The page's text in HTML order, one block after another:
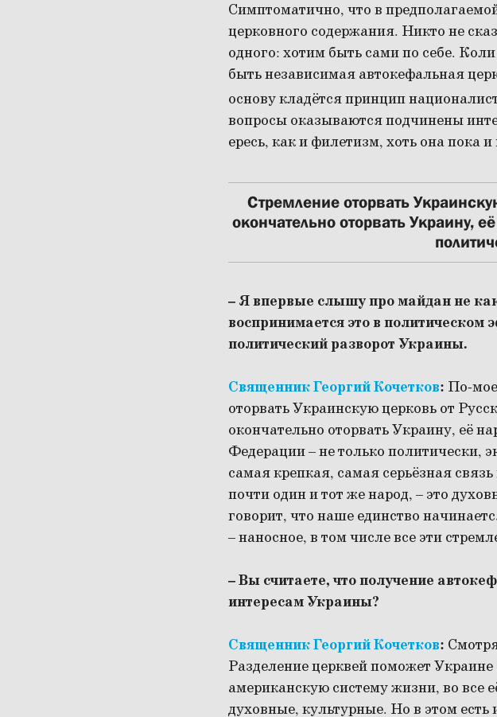
Симптоматично, что в
церковного содержания. Никто не
одного: хотим быть сами по себе.
быть независимая автокефальная
основу кладётся принцип
вопросы оказываются подчинены
ересь, как и филетизм, хоть она пока
Стремление оторвать
окончательно оторвать Украину,
– Я впервые слышу про майдан не
воспринимается это в политическом
политический разворот Украины.
Священник Георгий Кочетков: По-
оторвать Украинскую церковь от
окончательно оторвать Украину, её
Федерации – не только политически,
самая крепкая, самая серьёзная
почти один и тот же народ, – это
говорит, что наше единство
– наносное, в том числе все эти
– Вы считаете, что получение
интересам Украины?
Священник Георгий Кочетков:
Разделение церквей поможет Украине
американскую систему жизни, во все
духовные, культурные. Но в этом